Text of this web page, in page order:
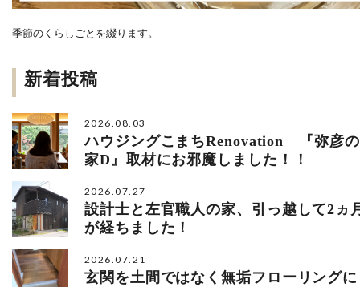
季節のくらしごとを綴ります。
新着投稿
2026.08.03
ハウジングこまちRenovation 『弥彦の
家D』取材にお邪魔しました！！
2026.07.27
設計士と左官職人の家、引っ越して2ヵ
が経ちました！
2026.07.21
玄関を土間ではなく無垢フローリング